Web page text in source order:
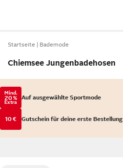
Startseite Bademode
Chiemsee Jungenbadehosen
Mind.
20 %
Extra
Auf ausgewählte Sportmode
10 € Gutschein für deine erste Bestellung